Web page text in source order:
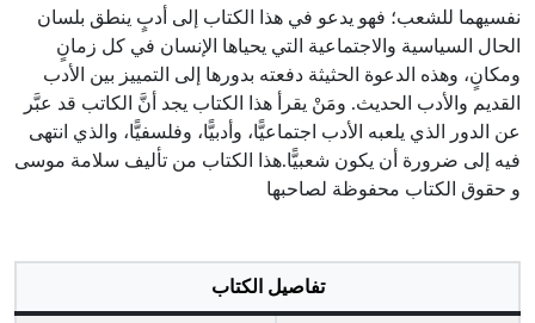
نفسيهما للشعب؛ فهو يدعو في هذا الكتاب إلى أدبٍ ينطق بلسان
الحال السياسية والاجتماعية التي يحياها الإنسان في كل زمانٍ
ومكانٍ، وهذه الدعوة الحثيثة دفعته بدورها إلى التمييز بين الأدب
القديم والأدب الحديث. ومَنْ يقرأ هذا الكتاب يجد أنَّ الكاتب قد عبَّر
عن الدور الذي يلعبه الأدب اجتماعيًّا، وأدبيًّا، وفلسفيًّا، والذي انتهى
فيه إلى ضرورة أن يكون شعبيًّا.هذا الكتاب من تأليف سلامة موسى
و حقوق الكتاب محفوظة لصاحبها
تفاصيل الكتاب